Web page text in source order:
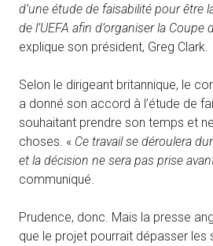
d’une étude de faisabilité pour être
de l’UEFA afin d’organiser la Coupe
explique son président, Greg Clark.
Selon le dirigeant britannique, le
a donné son accord à l’étude de
souhaitant prendre son temps et
choses. « Ce travail se déroulera
et la décision ne sera pas prise
communiqué.
Prudence, donc. Mais la presse
que le projet pourrait dépasser les